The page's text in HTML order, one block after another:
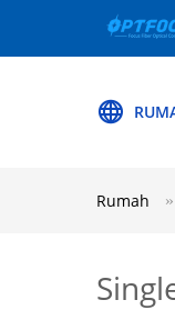
Rumah